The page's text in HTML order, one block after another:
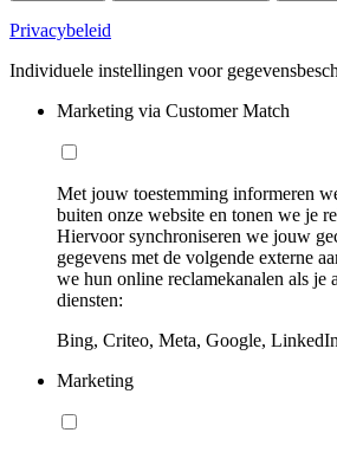
Privacybeleid
Individuele instellingen voor
Marketing via Customer Match
Met jouw toestemming informeren
buiten onze website en tonen we je
Hiervoor synchroniseren we jouw
gegevens met de volgende externe
we hun online reclamekanalen als je
diensten:
Bing, Criteo, Meta, Google,
Marketing